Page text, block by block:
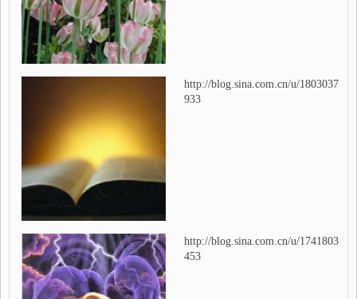
http://blog.sina.com.cn/u/1803037
933
http://blog.sina.com.cn/u/1741803
453